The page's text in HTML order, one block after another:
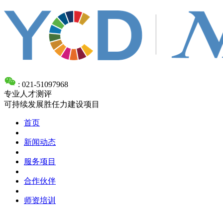
: 021-51097968
专业人才测评
可持续发展胜任力建设项目
首页
新闻动态
服务项目
合作伙伴
师资培训